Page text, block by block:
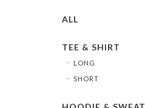
ALL
TEE & SHIRT
LONG
SHORT